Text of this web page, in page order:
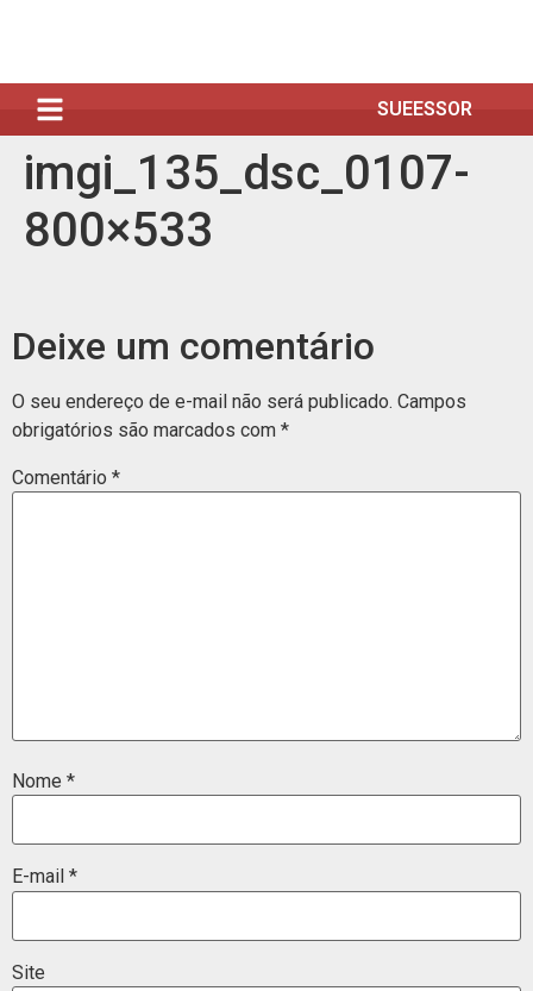
SUEESSOR
imgi_135_dsc_0107-
800×533
Deixe um comentário
O seu endereço de e-mail não será publicado. Campos
obrigatórios são marcados com *
Comentário *
Nome *
E-mail *
Site